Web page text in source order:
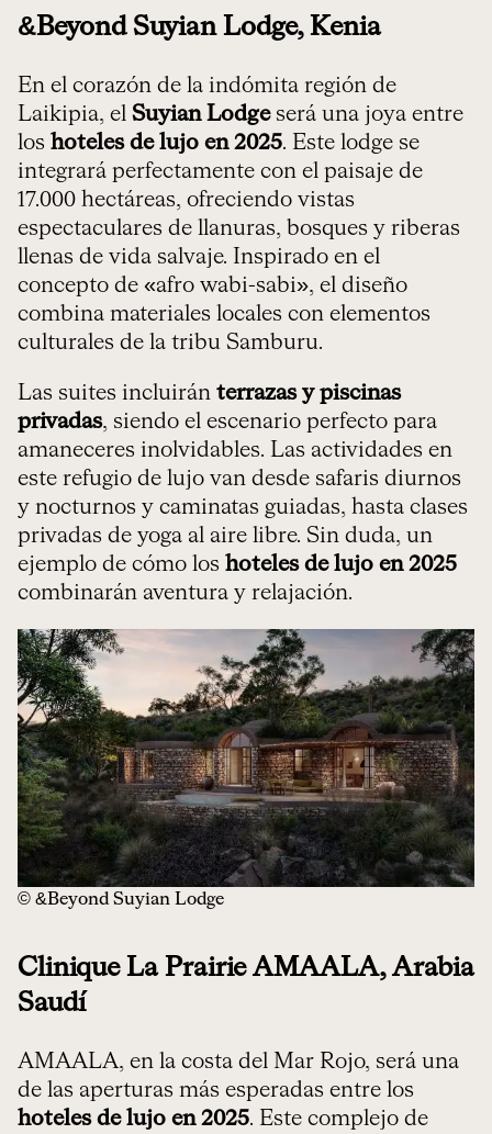
&Beyond Suyian Lodge, Kenia
En el corazón de la indómita región de
Laikipia, el Suyian Lodgeserá una joya entre
los hoteles de lujo en 2025. Este lodge se
integrará perfectamente con el paisaje de
17.000 hectáreas, ofreciendo vistas
espectaculares de llanuras, bosques y riberas
llenas de vida salvaje. Inspirado en el
concepto de «afro wabi-sabi», el diseño
combina materiales locales con elementos
culturales de la tribu Samburu.
Las suites incluirán terrazas y piscinas
privadas, siendo el escenario perfecto para
amaneceres inolvidables. Las actividades en
este refugio de lujo van desde safaris diurnos
y nocturnos y caminatas guiadas, hasta clases
privadas de yoga al aire libre. Sin duda, un
ejemplo de cómo los hoteles de lujo en 2025
combinarán aventura y relajación.
© &Beyond Suyian Lodge
Clinique La Prairie AMAALA, Arabia
Saudí
AMAALA, en la costa del Mar Rojo, será una
de las aperturas más esperadas entre los
hoteles de lujo en 2025. Este complejo de